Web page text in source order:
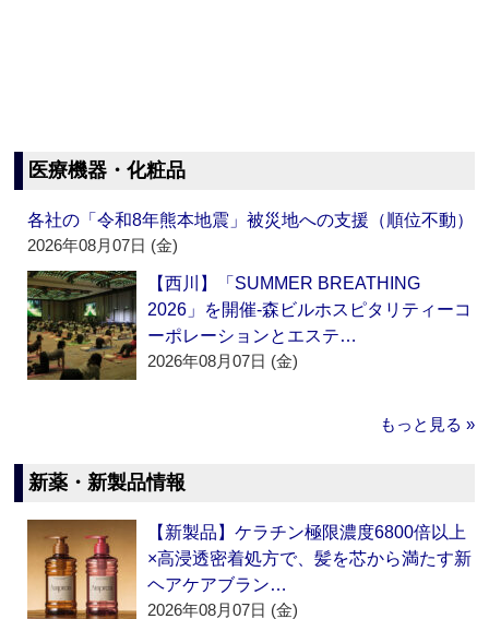
医療機器・化粧品
各社の「令和8年熊本地震」被災地への支援（順位不動）
2026年08月07日 (金)
【西川】「SUMMER BREATHING
2026」を開催‐森ビルホスピタリティーコ
ーポレーションとエステ…
2026年08月07日 (金)
もっと見る »
新薬・新製品情報
【新製品】ケラチン極限濃度6800倍以上
×高浸透密着処方で、髪を芯から満たす新
ヘアケアブラン…
2026年08月07日 (金)